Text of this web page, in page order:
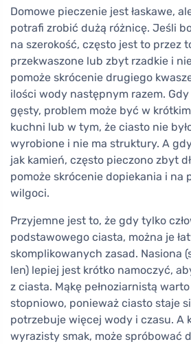
Domowe pieczenie jest łaskawe,
potrafi zrobić dużą różnicę. Jeśli
na szerokość, często jest to przez
przekwaszone lub zbyt rzadkie i
pomoże skrócenie drugiego
ilości wody następnym razem.
gęsty, problem może być w
kuchni lub w tym, że ciasto nie
wyrobione i nie ma struktury. A
jak kamień, często pieczono zbyt
pomoże skrócenie dopiekania i na
wilgoci.
Przyjemne jest to, że gdy tylko
podstawowego ciasta, można je
skomplikowanych zasad. Nasiona
len) lepiej jest krótko namoczyć,
z ciasta. Mąkę pełnoziarnistą
stopniowo, ponieważ ciasto staje
potrzebuje więcej wody i czasu. A
wyrazisty smak, może spróbować